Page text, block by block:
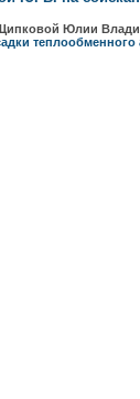
Щипковой Юлии